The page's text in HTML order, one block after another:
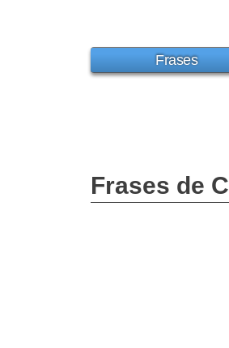
Frases
Frases de